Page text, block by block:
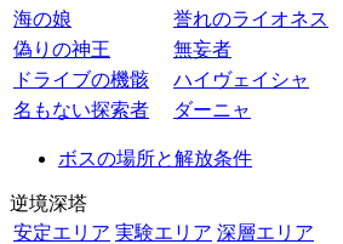
海の娘
誉れのライオネス
偽りの神王
無妄者
ドライブの機骸
ハイヴェイシャ
名もない探索者
ダーニャ
ボスの場所と解放条件
逆境深塔
安定エリア 実験エリア 深層エリア